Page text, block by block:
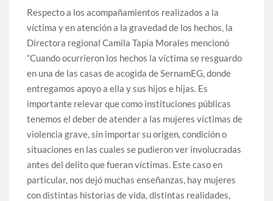
Respecto a los acompañamientos realizados a la
víctima y en atención a la gravedad de los hechos, la
Directora regional Camila Tapia Morales mencionó
“Cuando ocurrieron los hechos la víctima se resguardo
en una de las casas de acogida de SernamEG, donde
entregamos apoyo a ella y sus hijos e hijas. Es
importante relevar que como instituciones públicas
tenemos el deber de atender a las mujeres víctimas de
violencia grave, sin importar su origen, condición o
situaciones en las cuales se pudieron ver involucradas
antes del delito que fueran víctimas. Este caso en
particular, nos dejó muchas enseñanzas, hay mujeres
con distintas historias de vida, distintas realidades,